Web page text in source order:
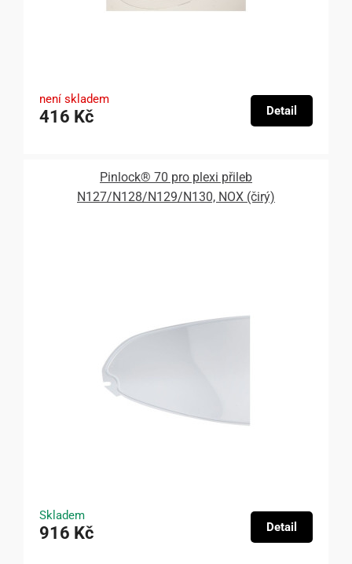
není skladem
416 Kč Detail
Pinlock® 70 pro plexi přileb
N127/N128/N129/N130, NOX (čirý)
Skladem
916 Kč Detail